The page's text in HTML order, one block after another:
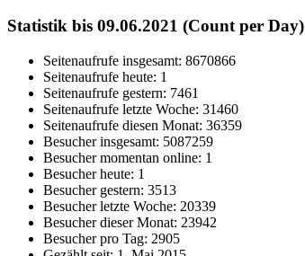
Statistik bis 09.06.2021 (Count per Day)
Seitenaufrufe insgesamt: 8670866
Seitenaufrufe heute: 1
Seitenaufrufe gestern: 7461
Seitenaufrufe letzte Woche: 31460
Seitenaufrufe diesen Monat: 36359
Besucher insgesamt: 5087259
Besucher momentan online: 1
Besucher heute: 1
Besucher gestern: 3513
Besucher letzte Woche: 20339
Besucher dieser Monat: 23942
Besucher pro Tag: 2905